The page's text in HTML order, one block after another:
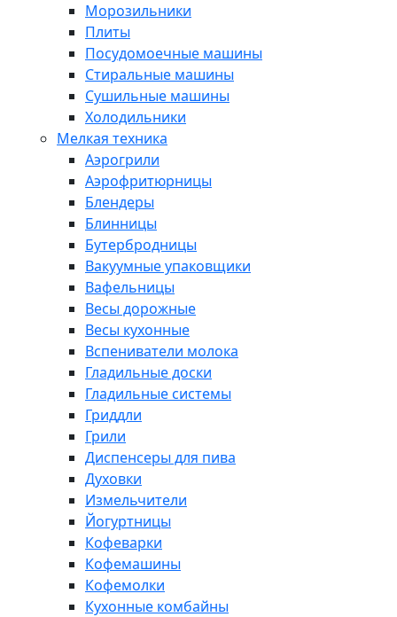
Морозильники
Плиты
Посудомоечные машины
Стиральные машины
Сушильные машины
Холодильники
Мелкая техника
Аэрогрили
Аэрофритюрницы
Блендеры
Блинницы
Бутербродницы
Вакуумные упаковщики
Вафельницы
Весы дорожные
Весы кухонные
Вспениватели молока
Гладильные доски
Гладильные системы
Гриддли
Грили
Диспенсеры для пива
Духовки
Измельчители
Йогуртницы
Кофеварки
Кофемашины
Кофемолки
Кухонные комбайны